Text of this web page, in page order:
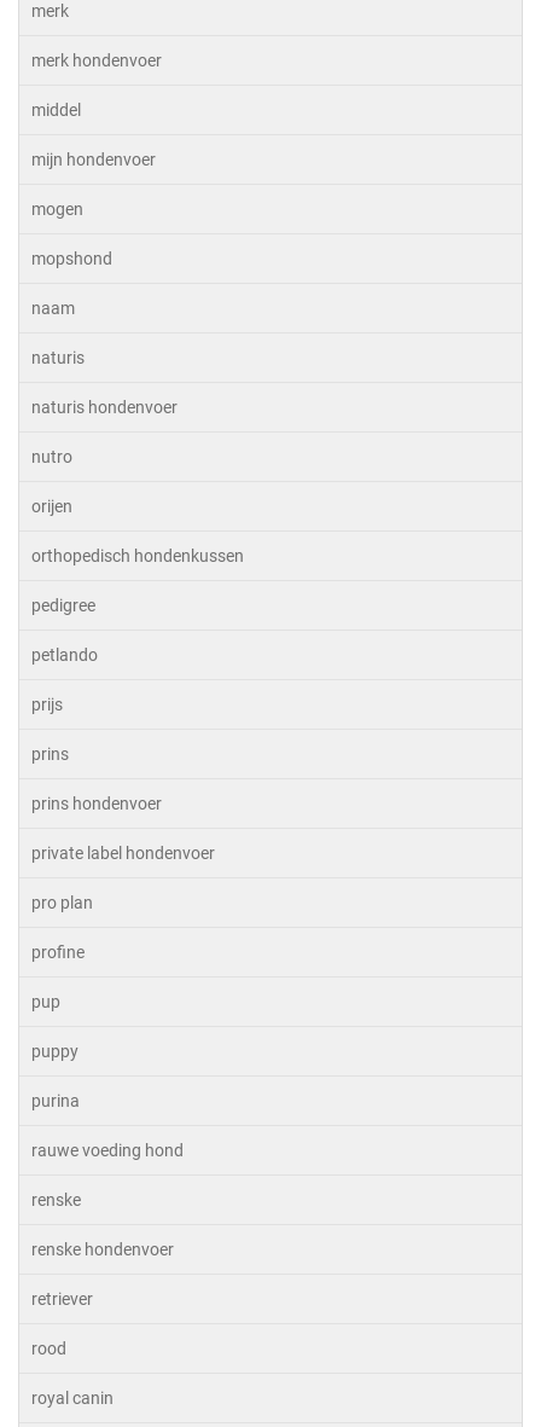
merk
merk hondenvoer
middel
mijn hondenvoer
mogen
mopshond
naam
naturis
naturis hondenvoer
nutro
orijen
orthopedisch hondenkussen
pedigree
petlando
prijs
prins
prins hondenvoer
private label hondenvoer
pro plan
profine
pup
puppy
purina
rauwe voeding hond
renske
renske hondenvoer
retriever
rood
royal canin